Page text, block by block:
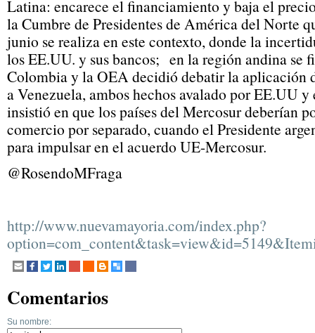
Latina: encarece el financiamiento y baja el
la Cumbre de Presidentes de América del Norte
junio se realiza en este contexto, donde la
los EE.UU. y sus bancos; en la región andina se
Colombia y la OEA decidió debatir la aplicación
a Venezuela, ambos hechos avalado por EE.UU
insistió en que los países del Mercosur deberían
comercio por separado, cuando el Presidente
para impulsar en el acuerdo UE-Mercosur.
@RosendoMFraga
http://www.nuevamayoria.com/index.php?
Comentarios
Su nombre: